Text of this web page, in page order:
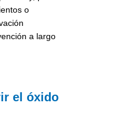
o
a largo
el óxido